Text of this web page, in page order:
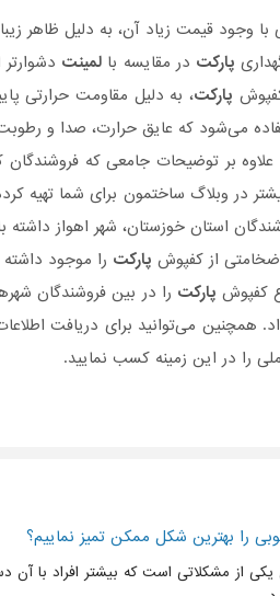
قیمت زیاد آن، به دلیل ظاهر
پارکت در مقایسه با لمینت
پارکت، به دلیل مقاومت حرارتی
می‌شود که عایق حرارت، صدا و
علاوه بر توضیحات جامعی که
در وبلاگ ساختمون برای شما تهیه
استان خوزستان، شهر اهواز داشته
از کفپوش پارکت را موجود
کفپوش پارکت را در بین فروشندگان
همچنین می‌توانید برای دریافت
را در این زمینه کسب نمایید.
را بهترین شکل ممکن تمیز نماییم؟
از مشکلاتی است که بیشتر افراد با آن